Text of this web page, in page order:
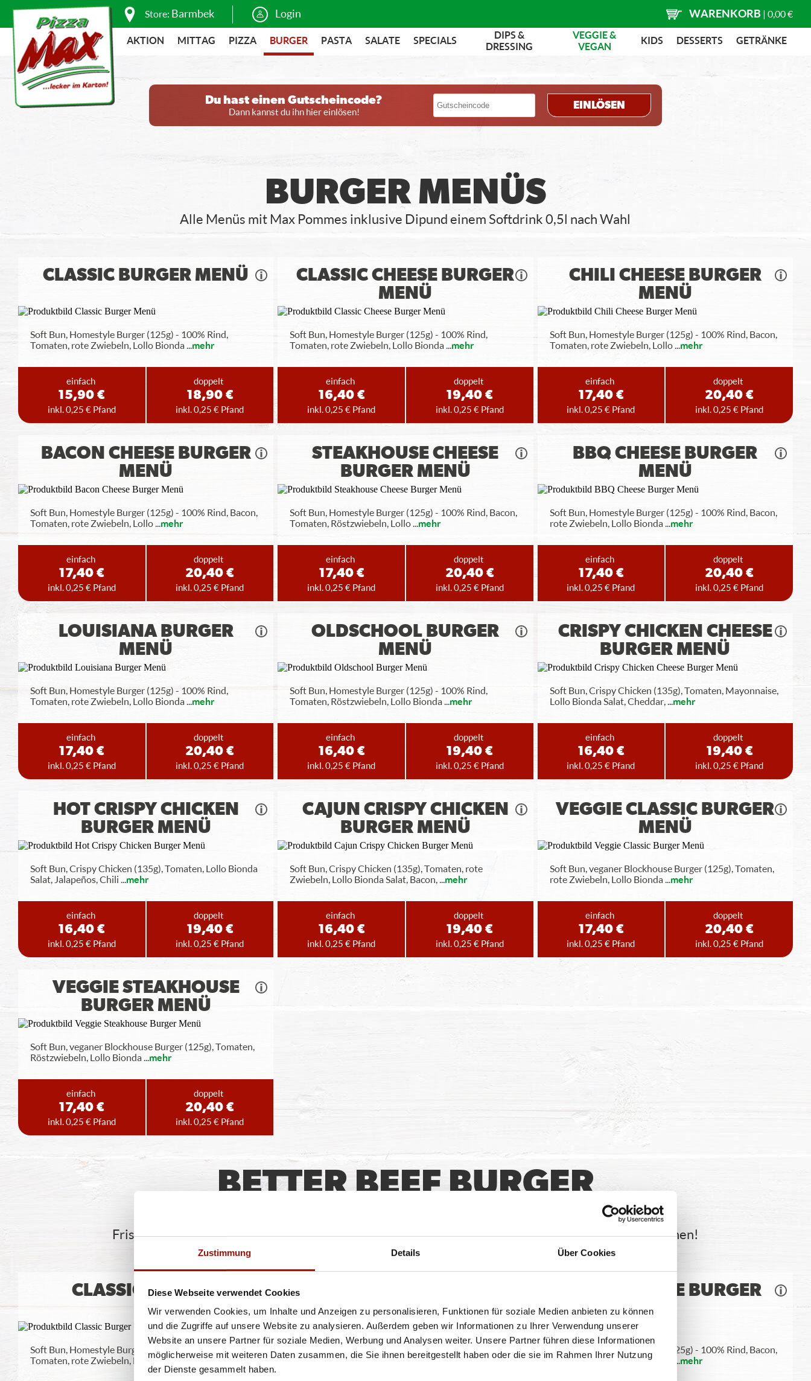
Zustimmung Details Über Cookies
Diese Webseite verwendet Cookies
Wir verwenden Cookies, um Inhalte und Anzeigen zu personalisieren, Funktionen für soziale Medien anbieten zu können
und die Zugriffe auf unsere Website zu analysieren. Außerdem geben wir Informationen zu Ihrer Verwendung unserer
Website an unsere Partner für soziale Medien, Werbung und Analysen weiter. Unsere Partner führen diese Informationen
möglicherweise mit weiteren Daten zusammen, die Sie ihnen bereitgestellt haben oder die sie im Rahmen Ihrer Nutzung
der Dienste gesammelt haben.
Store: Barmbek Login WARENKORB | 0,00 €
AKTION MITTAG PIZZA BURGER PASTA SALATE SPECIALS
DIPS &
DRESSING
VEGGIE &
VEGAN
KIDS DESSERTS GETRÄNKE
Du hast einen Gutscheincode?
Dann kannst du ihn hier einlösen!
EINLÖSEN
BURGER MENÜS
Alle Menüs mit Max Pommes inklusive Dip und einem Softdrink 0,5l nach Wahl
CLASSIC BURGER MENÜ
Soft Bun, Homestyle Burger (125g) - 100% Rind,
Tomaten, rote Zwiebeln, Lollo Bionda...mehr
einfach
15,90 €
inkl. 0,25 € Pfand
doppelt
18,90 €
inkl. 0,25 € Pfand
CLASSIC CHEESE BURGER
MENÜ
Soft Bun, Homestyle Burger (125g) - 100% Rind,
Tomaten, rote Zwiebeln, Lollo Bionda...mehr
einfach
16,40 €
inkl. 0,25 € Pfand
doppelt
19,40 €
inkl. 0,25 € Pfand
CHILI CHEESE BURGER
MENÜ
Soft Bun, Homestyle Burger (125g) - 100% Rind, Bacon,
Tomaten, rote Zwiebeln, Lollo...mehr
einfach
17,40 €
inkl. 0,25 € Pfand
doppelt
20,40 €
inkl. 0,25 € Pfand
BACON CHEESE BURGER
MENÜ
Soft Bun, Homestyle Burger (125g) - 100% Rind, Bacon,
Tomaten, rote Zwiebeln, Lollo...mehr
einfach
17,40 €
inkl. 0,25 € Pfand
doppelt
20,40 €
inkl. 0,25 € Pfand
STEAKHOUSE CHEESE
BURGER MENÜ
Soft Bun, Homestyle Burger (125g) - 100% Rind, Bacon,
Tomaten, Röstzwiebeln, Lollo...mehr
einfach
17,40 €
inkl. 0,25 € Pfand
doppelt
20,40 €
inkl. 0,25 € Pfand
BBQ CHEESE BURGER
MENÜ
Soft Bun, Homestyle Burger (125g) - 100% Rind, Bacon,
rote Zwiebeln, Lollo Bionda...mehr
einfach
17,40 €
inkl. 0,25 € Pfand
doppelt
20,40 €
inkl. 0,25 € Pfand
LOUISIANA BURGER
MENÜ
Soft Bun, Homestyle Burger (125g) - 100% Rind,
Tomaten, rote Zwiebeln, Lollo Bionda...mehr
einfach
17,40 €
inkl. 0,25 € Pfand
doppelt
20,40 €
inkl. 0,25 € Pfand
OLDSCHOOL BURGER
MENÜ
Soft Bun, Homestyle Burger (125g) - 100% Rind,
Tomaten, Röstzwiebeln, Lollo Bionda...mehr
einfach
16,40 €
inkl. 0,25 € Pfand
doppelt
19,40 €
inkl. 0,25 € Pfand
CRISPY CHICKEN CHEESE
BURGER MENÜ
Soft Bun, Crispy Chicken (135g), Tomaten, Mayonnaise,
Lollo Bionda Salat, Cheddar,...mehr
einfach
16,40 €
inkl. 0,25 € Pfand
doppelt
19,40 €
inkl. 0,25 € Pfand
HOT CRISPY CHICKEN
BURGER MENÜ
Soft Bun, Crispy Chicken (135g), Tomaten, Lollo Bionda
Salat, Jalapeños, Chili ...mehr
einfach
16,40 €
inkl. 0,25 € Pfand
doppelt
19,40 €
inkl. 0,25 € Pfand
CAJUN CRISPY CHICKEN
BURGER MENÜ
Soft Bun, Crispy Chicken (135g), Tomaten, rote
Zwiebeln, Lollo Bionda Salat, Bacon,...mehr
einfach
16,40 €
inkl. 0,25 € Pfand
doppelt
19,40 €
inkl. 0,25 € Pfand
VEGGIE CLASSIC BURGER
MENÜ
Soft Bun, veganer Blockhouse Burger (125g), Tomaten,
rote Zwiebeln, Lollo Bionda...mehr
einfach
17,40 €
inkl. 0,25 € Pfand
doppelt
20,40 €
inkl. 0,25 € Pfand
VEGGIE STEAKHOUSE
BURGER MENÜ
Soft Bun, veganer Blockhouse Burger (125g), Tomaten,
Röstzwiebeln, Lollo Bionda...mehr
einfach
17,40 €
inkl. 0,25 € Pfand
doppelt
20,40 €
inkl. 0,25 € Pfand
BETTER BEEF BURGER
Frisch zubereitet, heiß & lecker geliefert. Mit Homestyle Rindfleisch und leckerem Soft Bun Brötchen!
CLASSIC BURGER
Soft Bun, Homestyle Burger (125g) - 100% Rind,
Tomaten, rote Zwiebeln, Lollo Bionda...mehr
CLASSIC CHEESE BURGER
Soft Bun, Homestyle Burger (125g) - 100% Rind,
Tomaten, rote Zwiebeln, Lollo Bionda...mehr
CHILI CHEESE BURGER
Soft Bun, Homestyle Burger (125g) - 100% Rind, Bacon,
Tomaten, rote Zwiebeln, Lollo
...mehr